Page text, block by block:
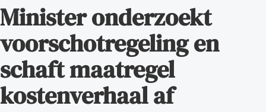
Minister onderzoekt
voorschotregeling en
schaft maatregel
kostenverhaal af